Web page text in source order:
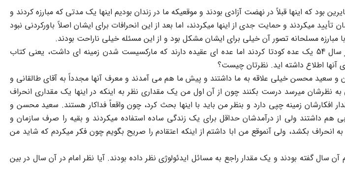
و سایرین بود که اینها قبلاً در نهضت آزادی بودند و موقعیکه ما در زندان بودیم اینها یک مدتی که مبارزه کردند و
میکردند و حمایت جدی از اینها میکردند، اما بعد از این انحرافات برای ایشان اصلاً باورکردنی نبود
مبارزه مسلحانه تصور آن خیلی برای ایشان مشکل بود و از این مسئله خیلی ناراحت بودند.
س: خود مجاهدین در جزوه مواضع اپورتونیستها میگویند که ایدئولوژی سازمان درست بوده و در سال 54 یک عده کودتا کردند اما عده ای عقیده دارند که مارکسیست شدن زمینه ای داشت، یعنی کتاب
آنها اطلاع داشته اید. نظرتان چیست؟
بدیع زادگان و سعید محسن خیلی علاقه به ما داشتند و پیش ما هم می آمدند و معرف آنها مجدداً به آقای طالقانی و
به نظرشان میرسد درست بکنند چون از آن اول من یک مقداری نظر به اینکه در اینها یک مقداری انحراف
زمینه چپی دارد و بنظر من باید با اینها بحث کرد، چون واقعاً فداکار هستند. سعید محسن و
هم داشتند ولی از درآمدشان حداقل برای یک زندگی ساده استفاده میکردند و بقیه را صرف سازمان و
انحراف بکشد، ولی آنموقع من ابا داشتم از اینکه اعتقادم را صریح بگویم چون فکر میکردم که شاید من
گفته بودند و یک مقدار راجع به مسائل ایدئولوژی نظر داده بودند. آیا نظر امام در آن سال در بین